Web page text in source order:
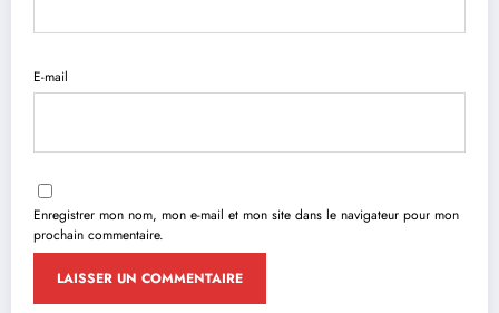
E-mail
Enregistrer mon nom, mon e-mail et mon site dans le navigateur pour mon
prochain commentaire.